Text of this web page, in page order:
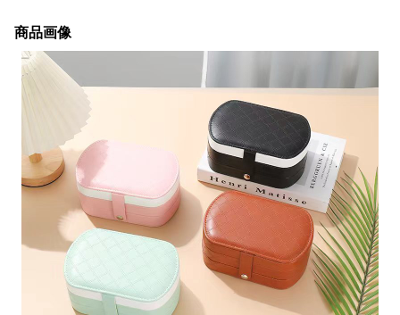
商品画像